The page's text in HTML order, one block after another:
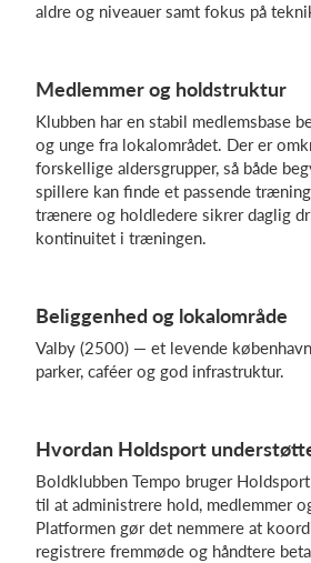
aldre og niveauer samt fokus på
Medlemmer og holdstruktur
Klubben har en stabil medlemsbase
og unge fra lokalområdet. Der er
forskellige aldersgrupper, så både
spillere kan finde et passende
trænere og holdledere sikrer daglig
kontinuitet i træningen.
Beliggenhed og lokalområde
Valby (2500) — et levende
parker, caféer og god infrastruktur.
Hvordan Holdsport
Boldklubben Tempo bruger
til at administrere hold, medlemmer
Platformen gør det nemmere at
registrere fremmøde og håndtere